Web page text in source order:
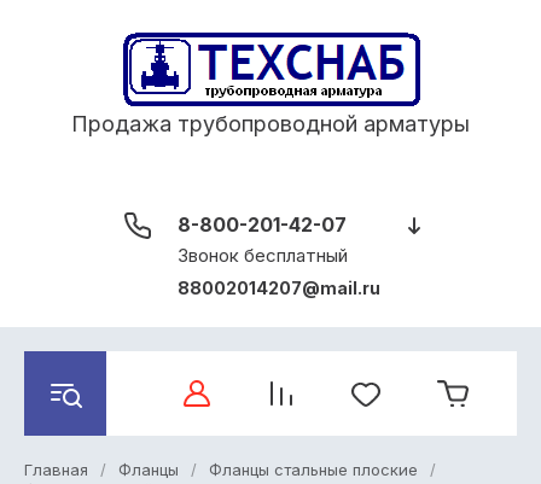
Продажа трубопроводной арматуры
8-800-201-42-07
Звонок бесплатный
88002014207@mail.ru
Главная / Фланцы / Фланцы стальные плоские
/